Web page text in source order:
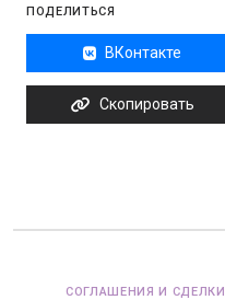
ПОДЕЛИТЬСЯ
ВКонтакте
Скопировать
СОГЛАШЕНИЯ И СДЕЛКИ